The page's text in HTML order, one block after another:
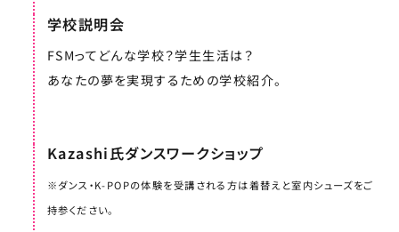
学校説明会
FSMってどんな学校？学生生活は？
あなたの夢を実現するための学校紹介。
Kazashi氏ダンスワークショップ
※ダンス・K-POPの体験を受講される方は着替えと室内シューズをご
持参ください。